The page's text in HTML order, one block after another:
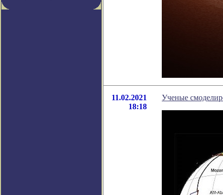
11.02.2021
18:18
Ученые